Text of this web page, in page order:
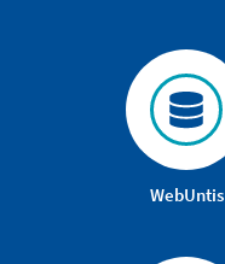
WebUntis